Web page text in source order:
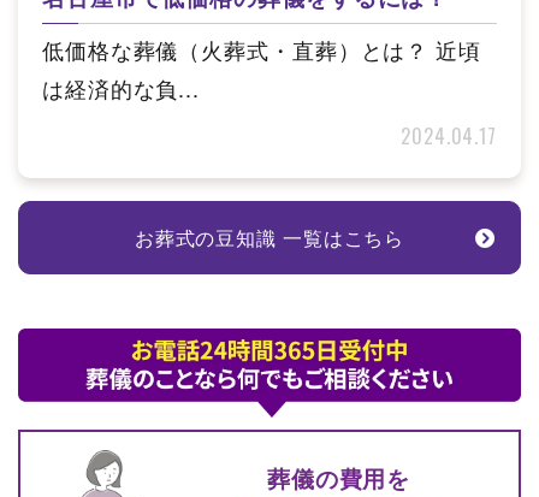
低価格な葬儀（火葬式・直葬）とは？ 近頃
は経済的な負...
2024.04.17
お葬式の豆知識 一覧はこちら
葬儀の費⽤を